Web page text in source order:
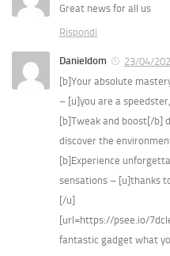
Great news for all us
Rispondi
Danieldom
23/04/
[b]Your absolute
– [u]you are a
[b]Tweak and boost[/b]
discover the
[b]Experience
sensations – [u]thanks
[/u]
[url=https://psee.io/
fantastic gadget what